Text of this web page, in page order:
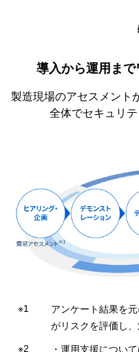
導入から運用ま
製造現場のアセスメント
全体でセキュリテ
アンケート結果を
がリスクを評価し
・運用支援につい